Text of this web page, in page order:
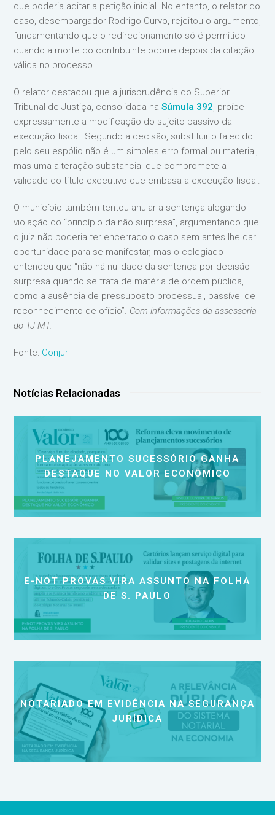
que poderia aditar a petição inicial. No entanto, o relator do
caso, desembargador Rodrigo Curvo, rejeitou o argumento,
fundamentando que o redirecionamento só é permitido
quando a morte do contribuinte ocorre depois da citação
válida no processo.
O relator destacou que a jurisprudência do Superior
Tribunal de Justiça, consolidada naSúmula 392, proíbe
expressamente a modificação do sujeito passivo da
execução fiscal. Segundo a decisão, substituir o falecido
pelo seu espólio não é um simples erro formal ou material,
mas uma alteração substancial que compromete a
validade do título executivo que embasa a execução fiscal.
O município também tentou anular a sentença alegando
violação do “princípio da não surpresa”, argumentando que
o juiz não poderia ter encerrado o caso sem antes lhe dar
oportunidade para se manifestar, mas o colegiado
entendeu que “não há nulidade da sentença por decisão
surpresa quando se trata de matéria de ordem pública,
como a ausência de pressuposto processual, passível de
reconhecimento de ofício”. Com informações da assessoria
do TJ-MT.
Fonte: Conjur
Notícias Relacionadas
PLANEJAMENTO SUCESSÓRIO GANHA
DESTAQUE NO VALOR ECONÔMICO
E-NOT PROVAS VIRA ASSUNTO NA FOLHA
DE S. PAULO
NOTARIADO EM EVIDÊNCIA NA SEGURANÇA
JURÍDICA